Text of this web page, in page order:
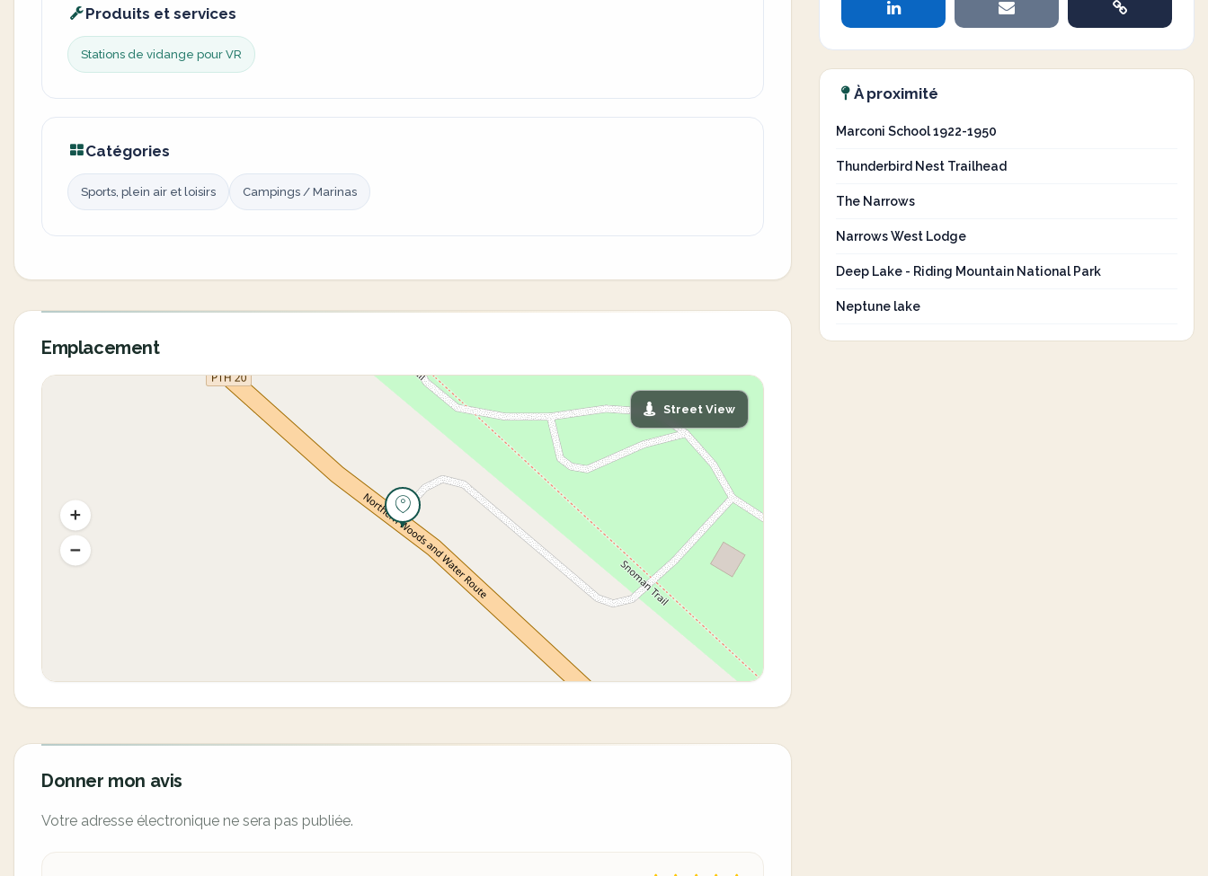
Produits et services
Stations de vidange pour VR
Catégories
Sports, plein air et loisirs Campings / Marinas
Emplacement
Street View
Donner mon avis
Votre adresse électronique ne sera pas publiée.
À proximité
Marconi School 1922-1950
Thunderbird Nest Trailhead
The Narrows
Narrows West Lodge
Deep Lake - Riding Mountain National Park
Neptune lake